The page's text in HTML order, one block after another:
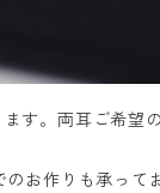
す。両耳ご希望
お作りも承って